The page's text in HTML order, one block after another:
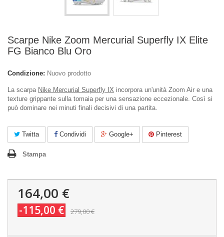
Scarpe Nike Zoom Mercurial Superfly IX Elite
FG Bianco Blu Oro
Condizione: Nuovo prodotto
La scarpa Nike Mercurial Superfly IX incorpora un'unità Zoom Air e una
texture grippante sulla tomaia per una sensazione eccezionale. Così si
può dominare nei minuti finali decisivi di una partita.
Twitta Condividi Google+ Pinterest
Stampa
164,00 €
-115,00 € 279,00 €